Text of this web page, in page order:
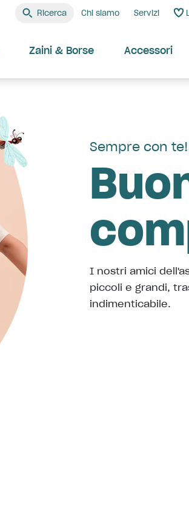
Ricerca Chi siamo Servizi
Zaini & Borse Accessori
Sempre con te!
I nostri amici
piccoli e grandi,
indimenticabile.